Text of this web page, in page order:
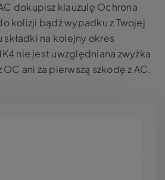
dokupisz klauzulę Ochrona
kolizji bądź wypadku z Twojej
na kolejny okres
nie jest uwzględniana zwyżka
ani za pierwszą szkodę z AC.